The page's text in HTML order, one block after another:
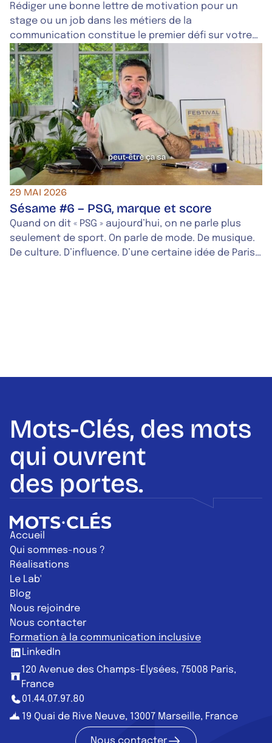
communication ?
Rédiger une bonne lettre de motivation pour un
stage ou un job dans les métiers de la
communication constitue le premier défi sur votre
chemin de jeune professionnel·le. Comment s’y
prendre pour écrire un courrier qui attire l’œil des
recruteurs et recruteuses des métiers de la
communication ? Le point en 10 questions
fréquemment posées.
29 MAI 2026
Sésame #6 – PSG, marque et score
Quand on dit « PSG » aujourd’hui, on ne parle plus
seulement de sport. On parle de mode. De musique.
De culture. D’influence. D’une certaine idée de Paris.
symboles culturels. Avec le regard d'Hermann
Ebongue, partenaire du PSG depuis 15 ans.
Mots-Clés, des mots
qui ouvrent
des portes.
Retour à l'accueil
Accueil
Qui sommes-nous ?
Réalisations
Le Lab'
Blog
Nous rejoindre
Nous contacter
Formation à la communication inclusive
LinkedIn
120 Avenue des Champs-Élysées, 75008 Paris,
France
01.44.07.97.80
19 Quai de Rive Neuve, 13007 Marseille, France